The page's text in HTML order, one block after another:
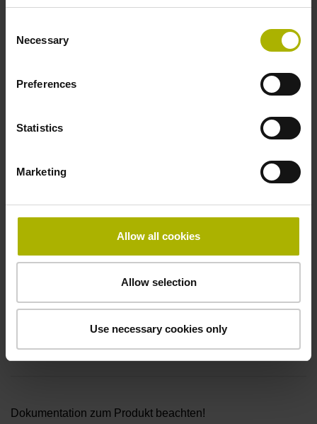
Selection
Necessary
Preferences
Statistics
Marketing
Allow all cookies
Allow selection
Use necessary cookies only
Anschluss-Belegung
Besonderheiten, Rotationsmessgeräte
keine
Dokumentation zum Produkt beachten!